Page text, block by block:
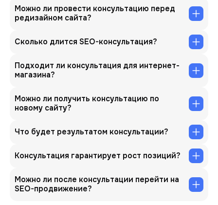
Можно ли провести консультацию перед
редизайном сайта?
Сколько длится SEO-консультация?
Подходит ли консультация для интернет-
магазина?
Можно ли получить консультацию по
новому сайту?
Что будет результатом консультации?
Консультация гарантирует рост позиций?
Можно ли после консультации перейти на
SEO-продвижение?